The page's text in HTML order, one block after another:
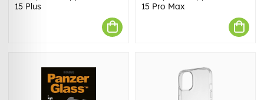
15 Plus
15 Pro Max